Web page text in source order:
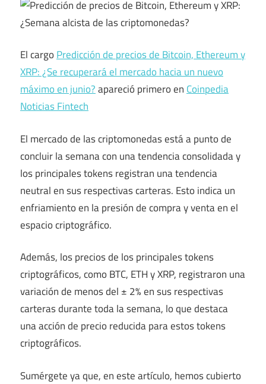
El cargo Predicción de precios de Bitcoin, Ethereum y
XRP: ¿Se recuperará el mercado hacia un nuevo
máximo en junio?apareció primero en Coinpedia
Noticias Fintech
El mercado de las criptomonedas está a punto de
concluir la semana con una tendencia consolidada y
los principales tokens registran una tendencia
neutral en sus respectivas carteras. Esto indica un
enfriamiento en la presión de compra y venta en el
espacio criptográfico.
Además, los precios de los principales tokens
criptográficos, como BTC, ETH y XRP, registraron una
variación de menos del ± 2% en sus respectivas
carteras durante toda la semana, lo que destaca
una acción de precio reducida para estos tokens
criptográficos.
Sumérgete ya que, en este artículo, hemos cubierto